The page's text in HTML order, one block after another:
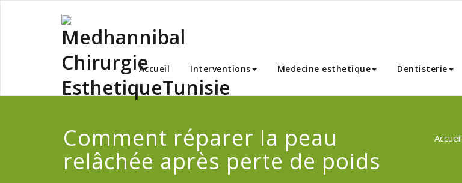
Accueil Interventions Medecine esthetique Dentisterie
Comment réparer la peau
relâchée après perte de poids
Accueil